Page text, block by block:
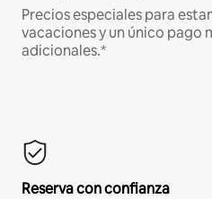
Precios especiales para
vacaciones y un único pago
adicionales.*
Reserva con confianza